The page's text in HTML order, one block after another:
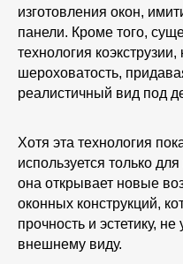
изготовления окон,
панели. Кроме того,
технология
шероховатость,
реалистичный вид под
Хотя эта технология
используется только
она открывает новые
оконных конструкций,
прочность и эстетику,
внешнему виду.